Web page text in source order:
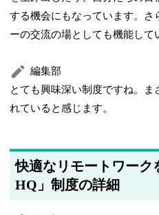
する機会にもなっています。
ーの交流の場としても機能して
編集部
とても興味深い制度ですね。
れていると感じます。
快適なリモートワーク
HQ」制度の詳細